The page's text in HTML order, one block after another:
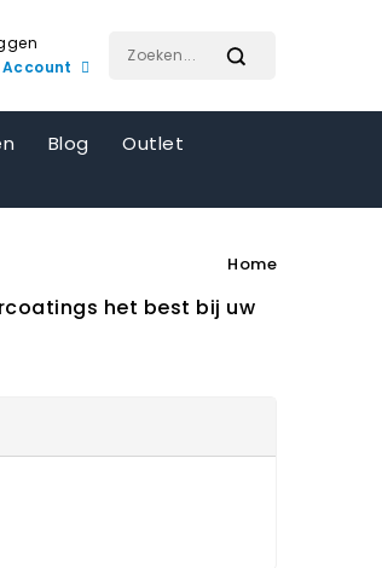
Account
Blog
Outlet
Home
het best bij uw